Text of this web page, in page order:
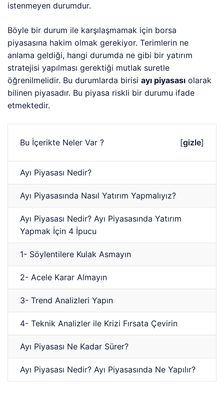
istenmeyen durumdur.
Böyle bir durum ile karşılaşmamak için borsa
piyasasına hakim olmak gerekiyor. Terimlerin ne
anlama geldiği, hangi durumda ne gibi bir yatırım
stratejisi yapılması gerektiği mutlak suretle
öğrenilmelidir. Bu durumlarda birisiayı piyasası olarak
bilinen piyasadır. Bu piyasa riskli bir durumu ifade
etmektedir.
Bu İçerikte Neler Var ? [gizle]
Ayı Piyasası Nedir?
Ayı Piyasasında Nasıl Yatırım Yapmalıyız?
Ayı Piyasası Nedir? Ayı Piyasasında Yatırım
Yapmak İçin 4 İpucu
1- Söylentilere Kulak Asmayın
2- Acele Karar Almayın
3- Trend Analizleri Yapın
4- Teknik Analizler ile Krizi Fırsata Çevirin
Ayı Piyasası Ne Kadar Sürer?
Ayı Piyasası Nedir? Ayı Piyasasında Ne Yapılır?